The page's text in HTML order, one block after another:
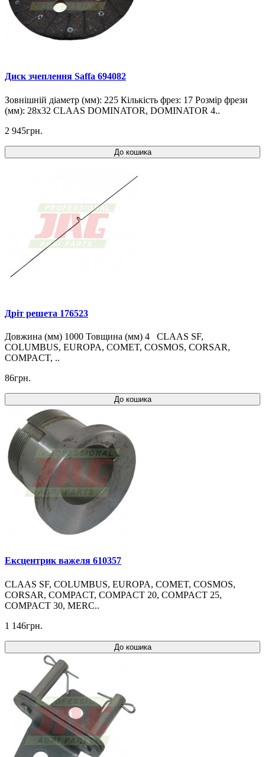
Диск зчеплення Saffa 694082
Зовнішній діаметр (мм): 225 Кількість фрез: 17 Розмір фрези
(мм): 28x32 CLAAS DOMINATOR, DOMINATOR 4..
2 945грн.
До кошика
Дріт решета 176523
Довжина (мм) 1000 Товщина (мм) 4 CLAAS SF,
COLUMBUS, EUROPA, COMET, COSMOS, CORSAR,
COMPACT, ..
86грн.
До кошика
Ексцентрик важеля 610357
CLAAS SF, COLUMBUS, EUROPA, COMET, COSMOS,
CORSAR, COMPACT, COMPACT 20, COMPACT 25,
COMPACT 30, MERC..
1 146грн.
До кошика